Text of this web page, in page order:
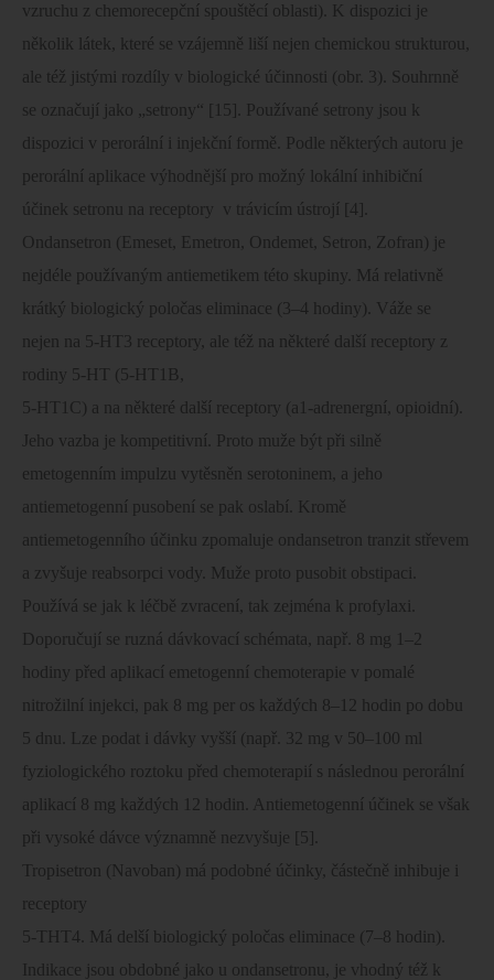
vzruchu z chemorecepční spouštěcí oblasti). K dispozici je
několik látek, které se vzájemně liší nejen chemickou strukturou,
ale též jistými rozdíly v biologické účinnosti (obr. 3). Souhrnně
se označují jako „setrony“ [15]. Používané setrony jsou k
dispozici v perorální i injekční formě. Podle některých autoru je
perorální aplikace výhodnější pro možný lokální inhibiční
účinek setronu na receptory
v trávicím ústrojí [4].
Ondansetron (Emeset, Emetron, Ondemet, Setron, Zofran) je
nejdéle používaným antiemetikem této skupiny. Má relativně
krátký biologický poločas eliminace (3–4 hodiny). Váže se
nejen na 5-HT3 receptory, ale též na některé další receptory z
rodiny 5-HT (5-HT1B,
5-HT1C) a na některé další receptory (a1-adrenergní, opioidní).
Jeho vazba je kompetitivní. Proto muže být při silně
emetogenním impulzu vytěsněn serotoninem, a jeho
antiemetogenní pusobení se pak oslabí. Kromě
antiemetogenního účinku zpomaluje ondansetron tranzit střevem
a zvyšuje reabsorpci vody. Muže proto pusobit obstipaci.
Používá se jak k léčbě zvracení, tak zejména k profylaxi.
Doporučují se ruzná dávkovací schémata, např. 8 mg 1–2
hodiny před aplikací emetogenní chemoterapie v pomalé
nitrožilní injekci, pak 8 mg per os každých 8–12 hodin po dobu
5 dnu. Lze podat i dávky vyšší (např. 32 mg v 50–100 ml
fyziologického roztoku před chemoterapií s následnou perorální
aplikací 8 mg každých 12 hodin. Antiemetogenní účinek se však
při vysoké dávce významně nezvyšuje [5].
Tropisetron (Navoban) má podobné účinky, částečně inhibuje i
receptory
5-THT4. Má delší biologický poločas eliminace (7–8 hodin).
Indikace jsou obdobné jako u ondansetronu, je vhodný též k